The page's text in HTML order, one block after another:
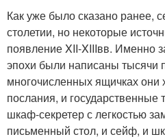
Как уже было сказано ранее,
столетии, но некоторые
появление XII-XIIIвв. Именно
эпохи были написаны тысячи
многочисленных ящичках
послания, и
шкаф-секретер с легкостью
письменный стол, и сейф, и